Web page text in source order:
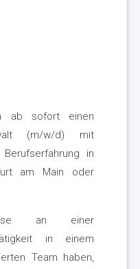
ab sofort einen
(m/w/d) mit
in
am Main oder
an einer
in einem
Team haben,